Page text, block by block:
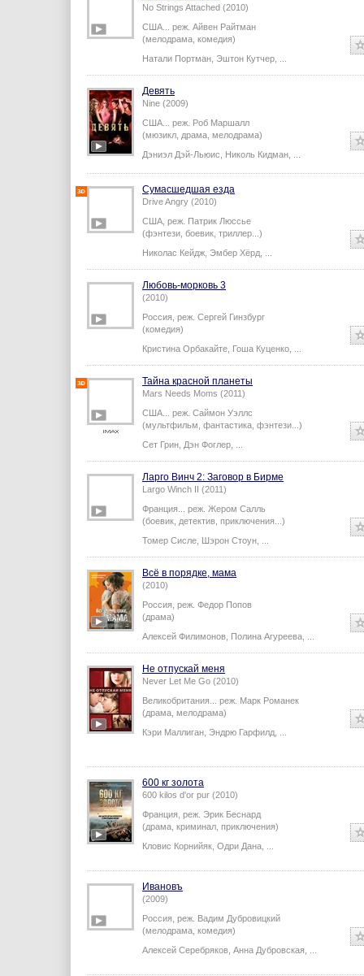
No Strings Attached (2010)
США... реж. Айвен Райтман
(мелодрама, комедия)
Натали Портман Эштон Кутчер
Девять
Nine (2009)
США... реж. Роб Маршалл
(мюзикл, драма, мелодрама)
Дэниэл Дэй-Льюис
Николь Кидман
Сумасшедшая езда
Drive Angry (2010)
США, реж. Патрик Люссье
(фэнтези, боевик, триллер...)
Николас Кейдж Эмбер Хёрд
Любовь-морковь 3
(2010)
Россия, реж. Сергей Гинзбург
(комедия)
Кристина Орбакайте Гоша Куценко
Тайна красной планеты
Mars Needs Moms (2011)
США... реж. Саймон Уэллс
(мультфильм, фантастика, фэнтези...)
Сет Грин Дэн Фоглер
Ларго Винч 2: Заговор в Бирме
Largo Winch II (2011)
Франция... реж.
Жером Салль
(боевик, детектив, приключения...)
Томер Сисле , Шэрон Стоун ,
Всё в порядке, мама
(2010)
Россия, реж.
Федор Попов
(драма)
, Полина Агуреева ,
Не отпускай меня
Never Let Me Go (2010)
Великобритания... реж.
Марк Романек
(драма, мелодрама)
Кэри Маллиган , Эндрю Гарфилд,
600 кг золота
600 kilos d'or pur (2010)
Франция, реж.
Эрик Беснард
(драма, криминал, приключения)
Кловис Корнийяк , Одри Дана ,
Ивановъ
(2009)
Россия, реж.
Вадим Дубровицкий
(мелодрама, комедия)
Алексей Серебряков , Анна Дубровская ,